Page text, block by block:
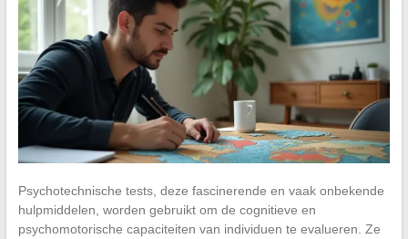
Psychotechnische tests, deze fascinerende en vaak onbekende
hulpmiddelen, worden gebruikt om de cognitieve en
psychomotorische capaciteiten van individuen te evalueren. Ze